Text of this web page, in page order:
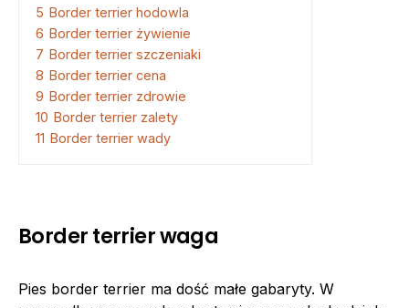
5 Border terrier hodowla
6 Border terrier żywienie
7 Border terrier szczeniaki
8 Border terrier cena
9 Border terrier zdrowie
10 Border terrier zalety
11 Border terrier wady
Border terrier waga
Pies border terrier ma dość małe gabaryty. W